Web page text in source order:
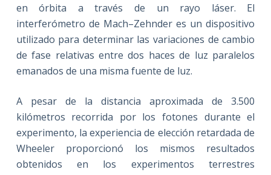
en órbita a través de un rayo láser. El
interferómetro de Mach–Zehnder es un dispositivo
utilizado para determinar las variaciones de cambio
de fase relativas entre dos haces de luz paralelos
emanados de una misma fuente de luz.
A pesar de la distancia aproximada de 3.500
kilómetros recorrida por los fotones durante el
experimento, la experiencia de elección retardada de
Wheeler proporcionó los mismos resultados
obtenidos en los experimentos terrestres